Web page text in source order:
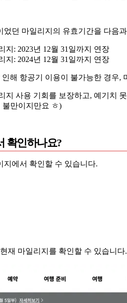
었던 마일리지의 유효기간을 다음
지: 2023년 12월 31일까지 연장
지: 2024년 12월 31일까지 연장
해 항공기 이용이 불가능한 경우
지 사용 기회를 보장하고, 예기치
만이지만요 ㅎ)
확인하나요?
지에서 확인할 수 있습니다.
재 마일리지를 확인할 수 있습니다.